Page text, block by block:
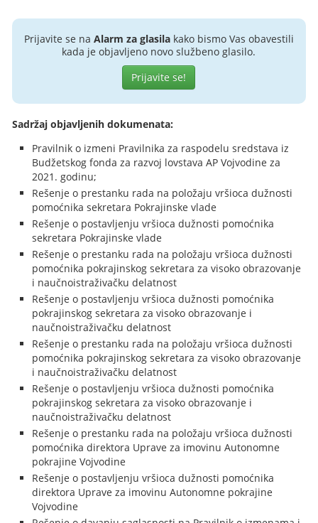
Prijavite se na Alarm za glasilakako bismo Vas obavestili
kada je objavljeno novo službeno glasilo.
Prijavite se!
Sadržaj objavljenih dokumenata:
Pravilnik o izmeni Pravilnika za raspodelu sredstava iz
Budžetskog fonda za razvoj lovstava AP Vojvodine za
2021. godinu;
Rešenje o prestanku rada na položaju vršioca dužnosti
pomoćnika sekretara Pokrajinske vlade
Rešenje o postavljenju vršioca dužnosti pomoćnika
sekretara Pokrajinske vlade
Rešenje o prestanku rada na položaju vršioca dužnosti
pomoćnika pokrajinskog sekretara za visoko obrazovanje
i naučnoistraživačku delatnost
Rešenje o postavljenju vršioca dužnosti pomoćnika
pokrajinskog sekretara za visoko obrazovanje i
naučnoistraživačku delatnost
Rešenje o prestanku rada na položaju vršioca dužnosti
pomoćnika pokrajinskog sekretara za visoko obrazovanje
i naučnoistraživačku delatnost
Rešenje o postavljenju vršioca dužnosti pomoćnika
pokrajinskog sekretara za visoko obrazovanje i
naučnoistraživačku delatnost
Rešenje o prestanku rada na položaju vršioca dužnosti
pomoćnika direktora Uprave za imovinu Autonomne
pokrajine Vojvodine
Rešenje o postavljenju vršioca dužnosti pomoćnika
direktora Uprave za imovinu Autonomne pokrajine
Vojvodine